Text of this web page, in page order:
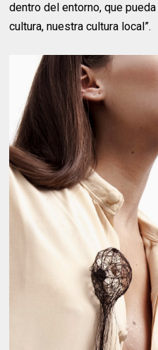
dentro del entorno, que
cultura, nuestra cultura local”.